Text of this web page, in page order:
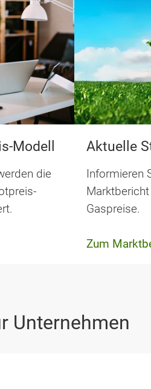
Modell
die
Aktuelle
Informieren
Gaspreise.
Zum
Unternehmen